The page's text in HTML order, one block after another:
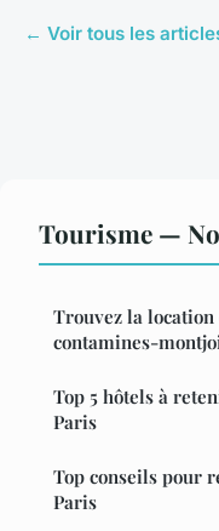
← Voir tous les
Tourisme —
Trouvez la location
contamines-
Top 5 hôtels à
Paris
Top conseils pour
Paris